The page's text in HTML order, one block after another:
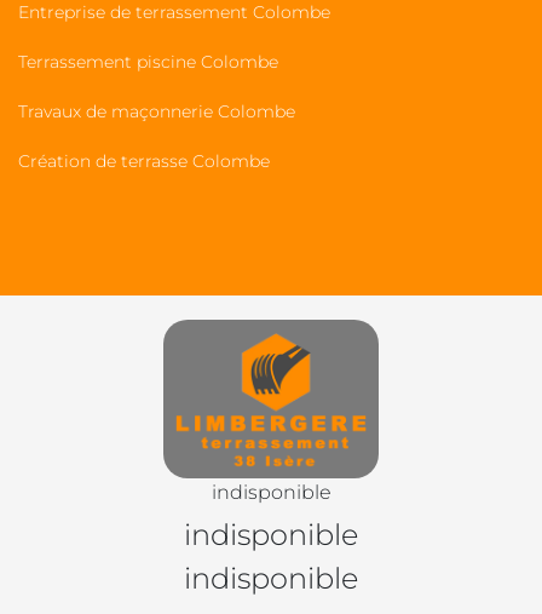
Entreprise de terrassement Colombe
Terrassement piscine Colombe
Travaux de maçonnerie Colombe
Création de terrasse Colombe
indisponible
indisponible
indisponible